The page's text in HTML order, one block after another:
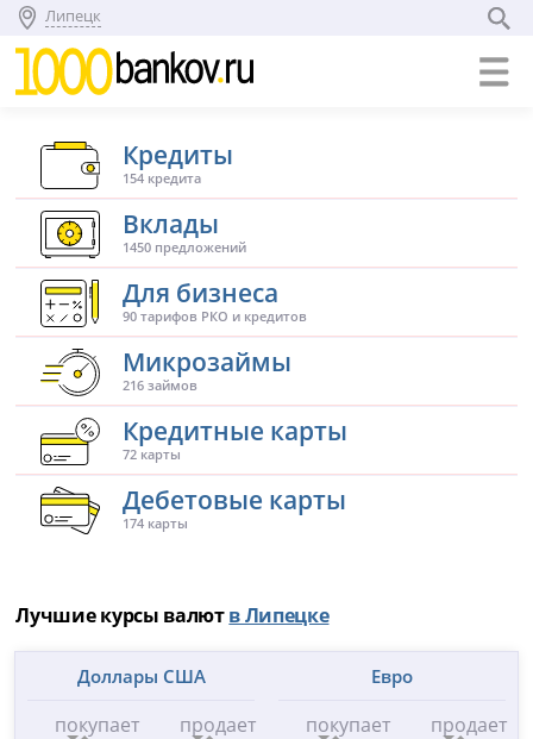
Липецк
Кредиты
154 кредита
Вклады
1450 предложений
Для бизнеса
90 тарифов РКО и кредитов
Микрозаймы
216 займов
Кредитные карты
72 карты
Дебетовые карты
174 карты
Лучшие курсы валютв Липецке
Доллары США
покупает продает
Евро
покупает продает